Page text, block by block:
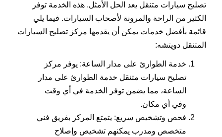
تصليح سيارات متنقل يعد الحل الأمثل. هذه الخدمة توفر
الكثير من الراحة والمرونة لأصحاب السيارات. فيما يلي
قائمة بأفضل خدمات يمكن أن يقدمها مركز تصليح السيارات
المتنقل دويتشه:
خدمة الطوارئ على مدار الساعة: يوفر مركز
تصليح سيارات متنقل خدمة الطوارئ على مدار
الساعة، مما يضمن توفر الخدمة في أي وقت
وفي أي مكان.
فحص وتشخيص سريع: يتمتع المركز بفريق فني
متخصص ومدرب يمكنهم تشخيص وإصلاح